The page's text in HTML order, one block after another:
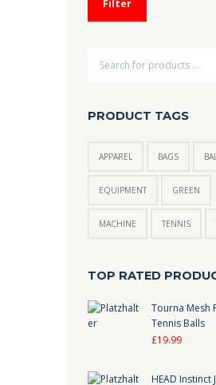
Filter
PRODUCT TAGS
APPAREL BAGS
EQUIPMENT GREEN
MACHINE TENNIS
TOP RATED
Tourna Mesh
Tennis Balls
£19.99
HEAD Instinct